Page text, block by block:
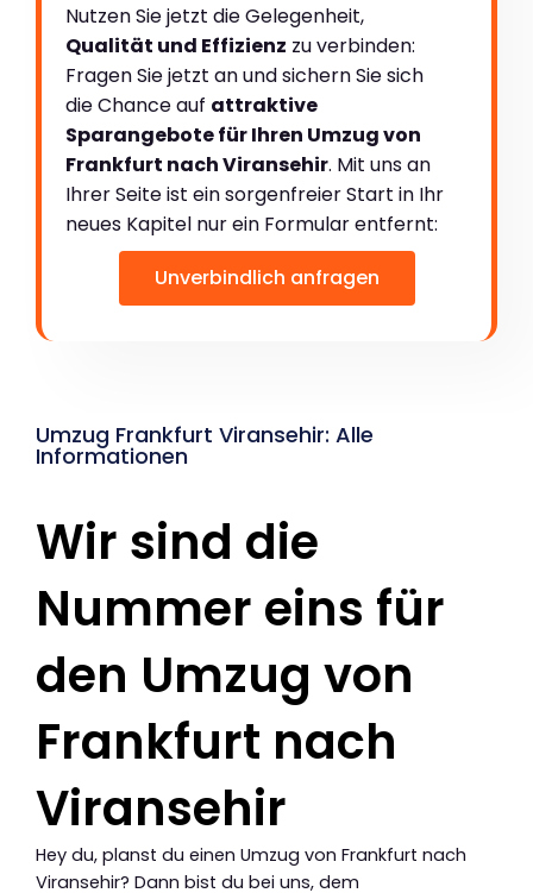
Nutzen Sie jetzt die Gelegenheit,
Qualität und Effizienz zu verbinden:
Fragen Sie jetzt an und sichern Sie sich
die Chance auf attraktive
Sparangebote für Ihren Umzug von
Frankfurt nach Viransehir. Mit uns an
Ihrer Seite ist ein sorgenfreier Start in Ihr
neues Kapitel nur ein Formular entfernt:
Unverbindlich anfragen
Umzug Frankfurt Viransehir: Alle
Informationen
Wir sind die
Nummer eins für
den Umzug von
Frankfurt nach
Viransehir
Hey du, planst du einen Umzug von Frankfurt nach
Viransehir? Dann bist du bei uns, dem